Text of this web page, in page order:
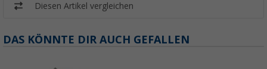
Diesen Artikel vergleichen
DAS KÖNNTE DIR AUCH GEFALLEN